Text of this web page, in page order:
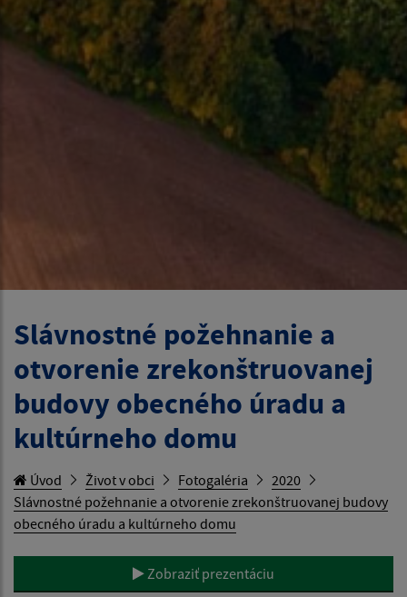
Slávnostné požehnanie a
otvorenie zrekonštruovanej
budovy obecného úradu a
kultúrneho domu
Úvod Život v obci Fotogaléria
2020
Slávnostné požehnanie a otvorenie zrekonštruovanej budovy
obecného úradu a kultúrneho domu
Zobraziť prezentáciu